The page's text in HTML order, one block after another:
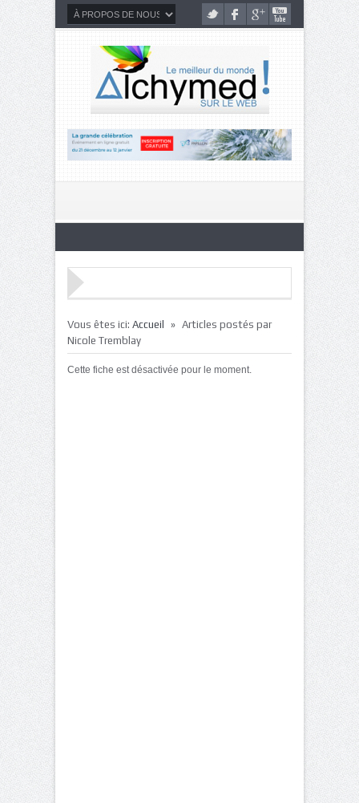
Vous êtes ici: Accueil » Articles postés par
Nicole Tremblay
Cette fiche est désactivée pour le moment.